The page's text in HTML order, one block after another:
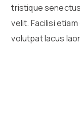
tristique
velit. Facilisi
volutpat lacus